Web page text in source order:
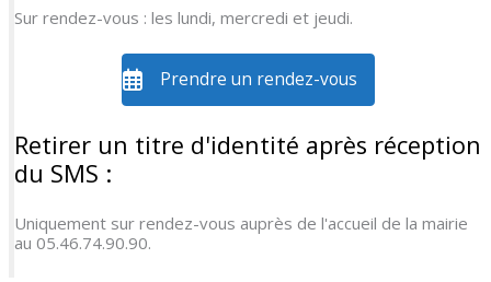
Sur rendez-vous : les lundi, mercredi et jeudi.
Prendre un rendez-vous
Retirer un titre d'identité après réception
du SMS :
Uniquement sur rendez-vous auprès de l'accueil de la mairie
au 05.46.74.90.90.